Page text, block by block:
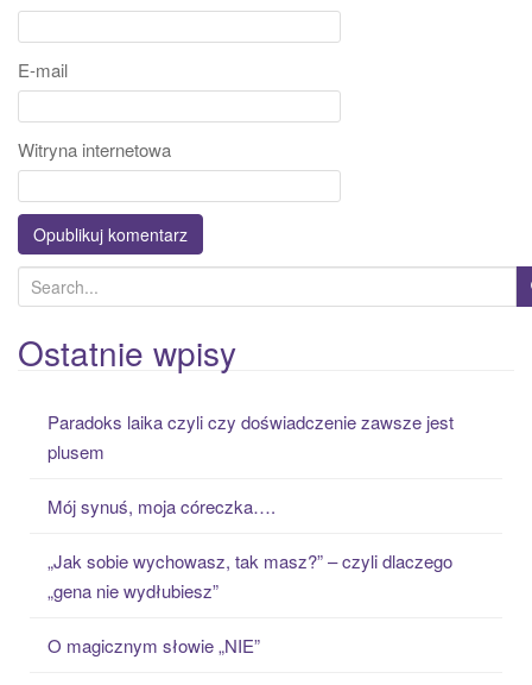
E-mail
Witryna internetowa
e
a
r
Ostatnie wpisy
Paradoks laika czyli czy doświadczenie zawsze jest
plusem
Mój synuś, moja córeczka….
„Jak sobie wychowasz, tak masz?” – czyli dlaczego
„gena nie wydłubiesz”
O magicznym słowie „NIE”